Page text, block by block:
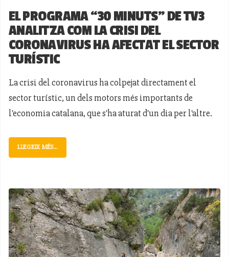
EL PROGRAMA “30 MINUTS” DE TV3
ANALITZA COM LA CRISI DEL
CORONAVIRUS HA AFECTAT EL SECTOR
TURÍSTIC
La crisi del coronavirus ha colpejat directament el
sector turístic, un dels motors més importants de
l'economia catalana, que s'ha aturat d'un dia per l'altre.
LLEGEIX MÉS...